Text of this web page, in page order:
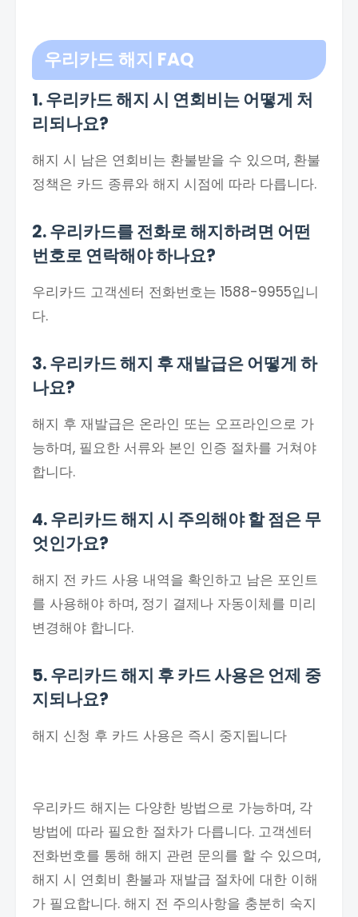
우리카드 해지 FAQ
1. 우리카드 해지 시 연회비는 어떻게 처
리되나요?
해지 시 남은 연회비는 환불받을 수 있으며, 환불
정책은 카드 종류와 해지 시점에 따라 다릅니다.
2. 우리카드를 전화로 해지하려면 어떤
번호로 연락해야 하나요?
우리카드 고객센터 전화번호는 1588-9955입니
다.
3. 우리카드 해지 후 재발급은 어떻게 하
나요?
해지 후 재발급은 온라인 또는 오프라인으로 가
능하며, 필요한 서류와 본인 인증 절차를 거쳐야
합니다.
4. 우리카드 해지 시 주의해야 할 점은 무
엇인가요?
해지 전 카드 사용 내역을 확인하고 남은 포인트
를 사용해야 하며, 정기 결제나 자동이체를 미리
변경해야 합니다.
5. 우리카드 해지 후 카드 사용은 언제 중
지되나요?
해지 신청 후 카드 사용은 즉시 중지됩니다
우리카드 해지는 다양한 방법으로 가능하며, 각
방법에 따라 필요한 절차가 다릅니다. 고객센터
전화번호를 통해 해지 관련 문의를 할 수 있으며,
해지 시 연회비 환불과 재발급 절차에 대한 이해
가 필요합니다. 해지 전 주의사항을 충분히 숙지